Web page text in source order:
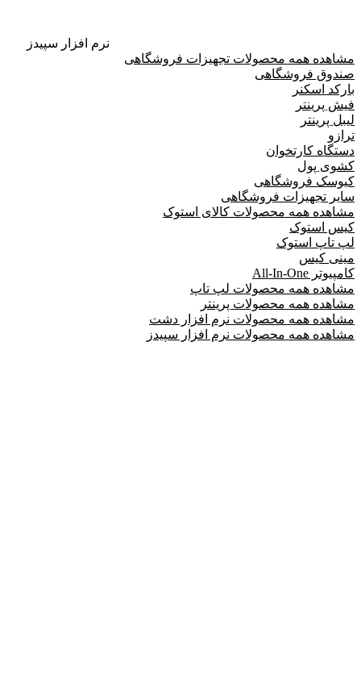
نرم افزار سپیدز
مشاهده همه محصولات تجهیزات فروشگاهی
صندوق فروشگاهی
بارکد اسکنر
فیش پرینتر
لیبل پرینتر
ترازو
دستگاه کارتخوان
کشوی پول
کیوسک فروشگاهی
سایر تجهیزات فروشگاهی
مشاهده همه محصولات کالای استوک
کیس استوک
لپ تاپ استوک
مینی کیس
کامپیوتر All-In-One
مشاهده همه محصولات لپ تاپ
مشاهده همه محصولات پرینتر
مشاهده همه محصولات نرم افزار دشت
مشاهده همه محصولات نرم افزار سپیدز